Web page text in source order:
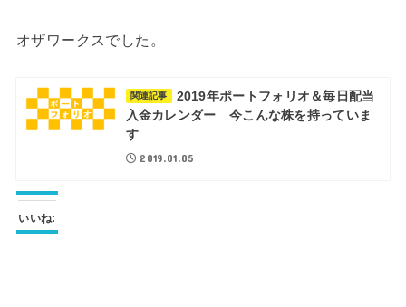
オザワークスでした。
関連記事
2019年ポートフォリオ＆毎日配当
入金カレンダー 今こんな株を持っていま
す
2019.01.05
いいね: